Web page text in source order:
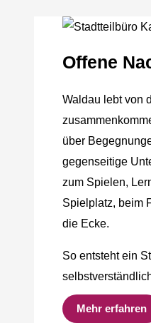
Offene
Waldau lebt von
über
gegenseitige
zum Spielen,
Spielplatz, beim
die Ecke.
So entsteht ein
Mehr erfahren